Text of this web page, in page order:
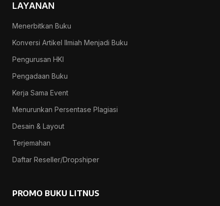
LAYANAN
Menerbitkan Buku
Konversi Artikel Ilmiah Menjadi Buku
Pengurusan HKI
Pengadaan Buku
Kerja Sama Event
Menurunkan Persentase Plagiasi
Desain & Layout
Terjemahan
Daftar Reseller/Dropshiper
PROMO BUKU LITNUS